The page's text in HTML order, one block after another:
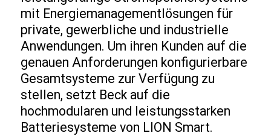
mit Energiemanagementlösungen für
private, gewerbliche und industrielle
Anwendungen. Um ihren Kunden auf die
genauen Anforderungen konfigurierbare
Gesamtsysteme zur Verfügung zu
stellen, setzt Beck auf die
hochmodularen und leistungsstarken
Batteriesysteme von LION Smart.